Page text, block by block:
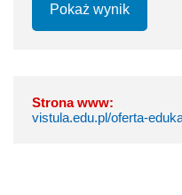
Pokaż wynik
Strona www:
vistula.edu.pl/oferta-